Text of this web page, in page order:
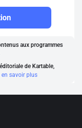
aux programmes
de Kartable,
en savoir plus